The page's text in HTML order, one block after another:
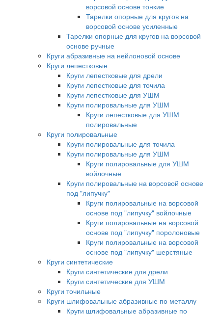
ворсовой основе тонкие
Тарелки опорные для кругов на
ворсовой основе усиленные
Тарелки опорные для кругов на ворсовой
основе ручные
Круги абразивные на нейлоновой основе
Круги лепестковые
Круги лепестковые для дрели
Круги лепестковые для точила
Круги лепестковые для УШМ
Круги полировальные для УШМ
Круги лепестковые для УШМ
полировальные
Круги полировальные
Круги полировальные для точила
Круги полировальные для УШМ
Круги полировальные для УШМ
войлочные
Круги полировальные на ворсовой основе
под "липучку"
Круги полировальные на ворсовой
основе под "липучку" войлочные
Круги полировальные на ворсовой
основе под "липучку" поролоновые
Круги полировальные на ворсовой
основе под "липучку" шерстяные
Круги синтетические
Круги синтетические для дрели
Круги синтетические для УШМ
Круги точильные
Круги шлифовальные абразивные по металлу
Круги шлифовальные абразивные по